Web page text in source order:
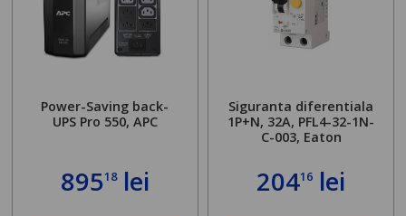
Power-Saving back-
UPS Pro 550, APC
89518lei
Siguranta diferentiala
1P+N, 32A, PFL4-32-1N-
C-003, Eaton
20416 lei